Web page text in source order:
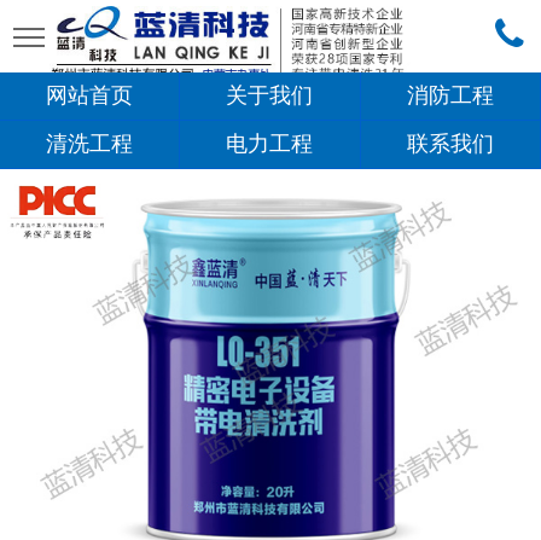
网站首页 关于我们
消防工程
清洗工程
电力工程 联系我们